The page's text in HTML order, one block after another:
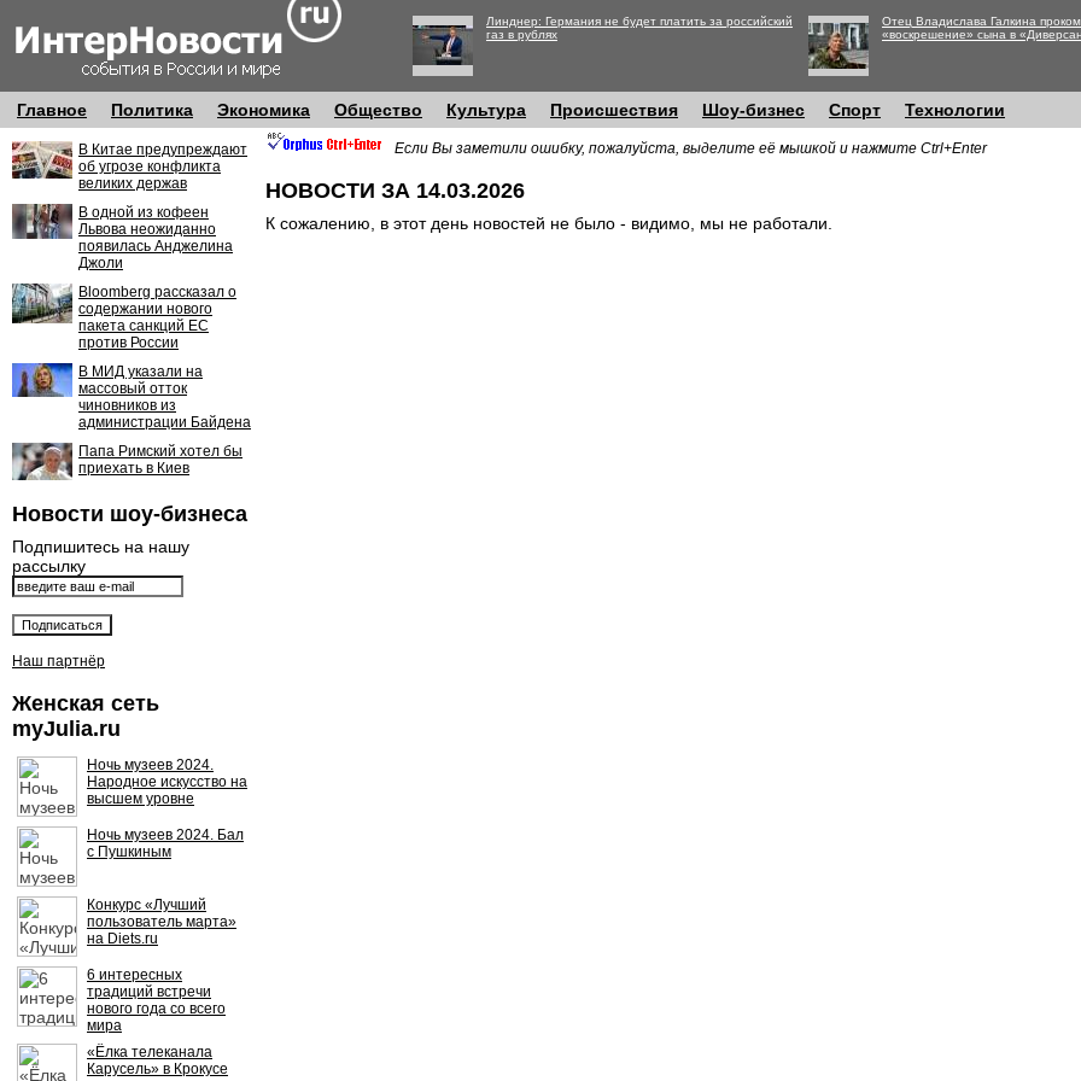
Линднер: Германия не будет платить за российский
газ в рублях
Отец Владислава Галкина
«воскрешение» сына в
Главное Политика Экономика Общество Культура Происшествия Шоу-бизнес Спорт Технологии
В Китае предупреждают
об угрозе конфликта
великих держав
В одной из кофеен
Львова неожиданно
появилась Анджелина
Джоли
Bloomberg рассказал о
содержании нового
пакета санкций ЕС
против России
В МИД указали на
массовый отток
чиновников из
администрации Байдена
Папа Римский хотел бы
приехать в Киев
Новости шоу-бизнеса
Подпишитесь на нашу
рассылку
Наш партнёр
Женская сеть
myJulia.ru
Ночь музеев 2024.
Народное искусство на
высшем уровне
Ночь музеев 2024. Бал
с Пушкиным
Конкурс «Лучший
пользователь марта»
на Diets.ru
6 интересных
традиций встречи
нового года со всего
мира
«Ёлка телеканала
Карусель» в Крокусе
Если Вы заметили ошибку, пожалуйста, выделите её мышкой и нажмите Ctrl+Enter
НОВОСТИ ЗА 14.03.2026
К сожалению, в этот день новостей не было - видимо, мы не работали.